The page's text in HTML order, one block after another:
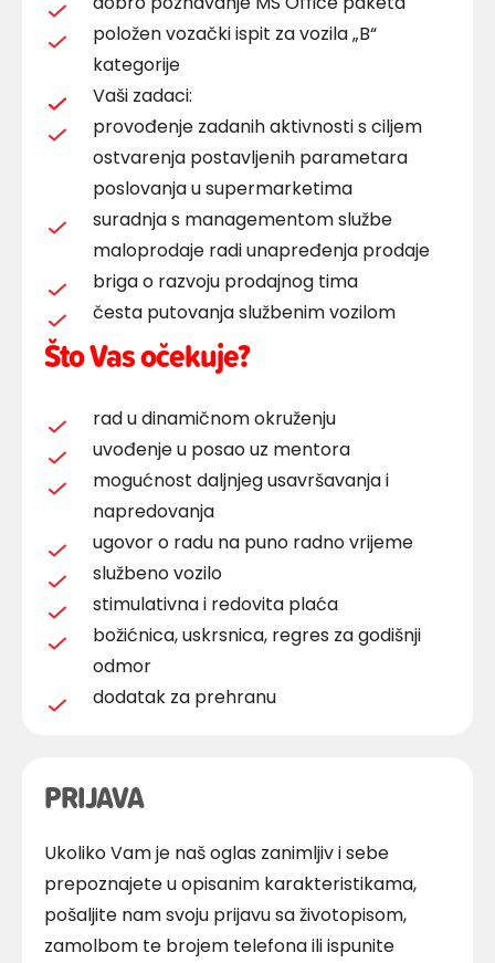
položen vozački ispit za vozila „B“
kategorije
Vaši zadaci:
provođenje zadanih aktivnosti s ciljem
ostvarenja postavljenih parametara
poslovanja u supermarketima
suradnja s managementom službe
maloprodaje radi unapređenja prodaje
briga o razvoju prodajnog tima
česta putovanja službenim vozilom
Što Vas očekuje?
rad u dinamičnom okruženju
uvođenje u posao uz mentora
mogućnost daljnjeg usavršavanja i
napredovanja
ugovor o radu na puno radno vrijeme
službeno vozilo
stimulativna i redovita plaća
božićnica, uskrsnica, regres za godišnji
odmor
dodatak za prehranu
PRIJAVA
Ukoliko Vam je naš oglas zanimljiv i sebe
prepoznajete u opisanim karakteristikama,
pošaljite nam svoju prijavu sa životopisom,
zamolbom te brojem telefona ili ispunite